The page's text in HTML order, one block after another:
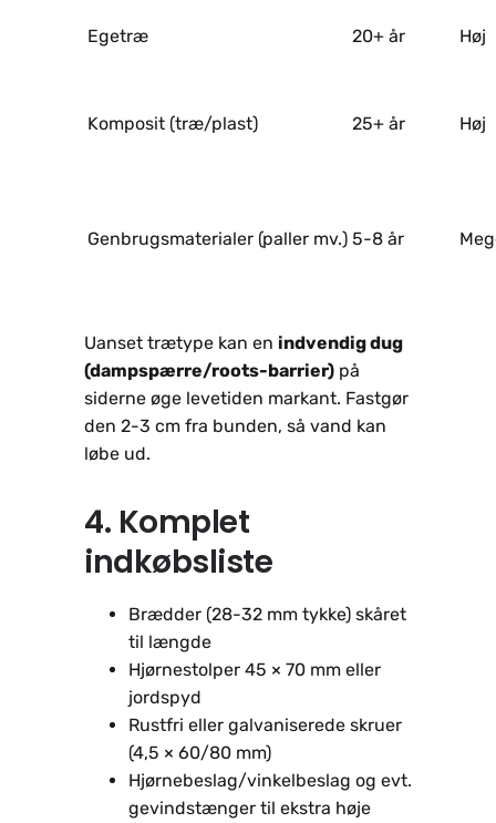
Egetræ 20+ år Høj
Komposit (træ/plast) 25+ år Høj
Genbrugsmaterialer (paller mv.) 5-8 år
Uanset trætype kan en indvendig dug
(dampspærre/roots-barrier) på
siderne øge levetiden markant. Fastgør
den 2-3 cm fra bunden, så vand kan
løbe ud.
4. Komplet
indkøbsliste
Brædder (28-32 mm tykke) skåret
til længde
Hjørnestolper 45 × 70 mm eller
jordspyd
Rustfri eller galvaniserede skruer
(4,5 × 60/80 mm)
Hjørnebeslag/vinkelbeslag og evt.
gevindstænger til ekstra høje